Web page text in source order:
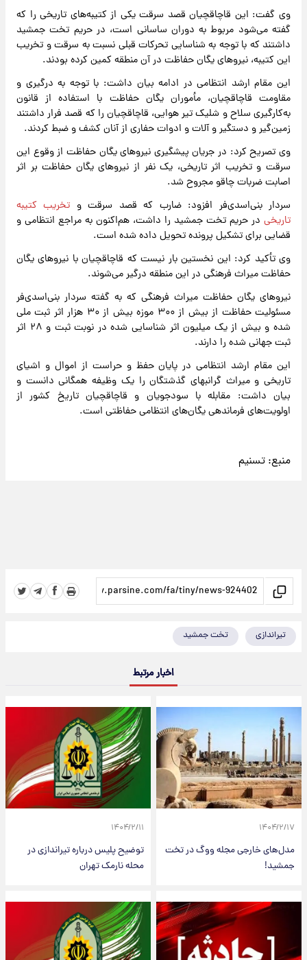
وی گفت: این قاچاقچیان قصد سرقت یکی از کتیبه‌های تاریخی را که
گفته می‌شود مربوط به دوران ساسانی است، در حریم تخت جمشید
داشتند که با توجه به شناسایی تحرکات قبلی نسبت به سرقت و تخریب
این کتیبه، نیروهای یگان حفاظت در آن منطقه کمین کرده بودند.
این مقام ارشد انتظامی در ادامه بیان داشت: با توجه به درگیری و
مقاومت قاچاقچیان، مأموران یگان حفاظت با استفاده از قانون
به‌کارگیری سلاح و شلیک تیر هوایی، قاچاقچیان را که قصد فرار داشتند
زمین‌گیر و دستگیر و آلات و ادوات حفاری از آنان کشف و ضبط کردند.
وی تصریح کرد: در جریان پیشگیری نیروهای یگان حفاظت از وقوع این
سرقت و تخریب اثر تاریخی، یک نفر از نیروهای یگان حفاظت بر اثر
اصابت ضربات چاقو مجروح شد.
سردار بنی‌اسدی‌فر افزود: ضارب که قصد سرقت و تخریب کتیبه
تاریخی در حریم تخت جمشید را داشت، هم‌اکنون به مراجع انتظامی و
قضایی برای تشکیل پرونده تحویل داده شده است.
وی تأکید کرد: این نخستین بار نیست که قاچاقچیان با نیروهای یگان
حفاظت میراث فرهنگی در این منطقه درگیر می‌شوند.
نیروهای یگان حفاظت میراث فرهنگی که به گفته سردار بنی‌اسدی‌فر
مسئولیت حفاظت از بیش از ۳۰۰ موزه بیش از ۳۰ هزار اثر ثبت ملی
شده و بیش از یک ‌میلیون اثر شناسایی شده در نوبت ثبت و ۲۸ اثر
ثبت جهانی شده را دارند.
این مقام ارشد انتظامی در پایان حفظ و حراست از اموال و اشیای
تاریخی و میراث گرانبهای گذشتگان را یک وظیفه همگانی دانست و
بیان داشت: مقابله با سودجویان و قاچاقچیان تاریخ کشور از
اولویت‌های فرماندهی یگان‌های انتظامی حفاظتی است.
منبع: تسنیم
تیراندازی تخت جمشید
اخبار مرتبط
۱۴۰۴/۲/۱۷
مدل‌های خارجی مجله ووگ در تخت
جمشید!
۱۴۰۴/۲/۱۱
توضیح پلیس درباره تیراندازی در
محله نارمک تهران